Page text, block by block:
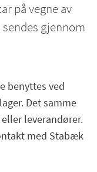
på vegne av
gjennom
benyttes ved
Det samme
leverandører.
med Stabæk